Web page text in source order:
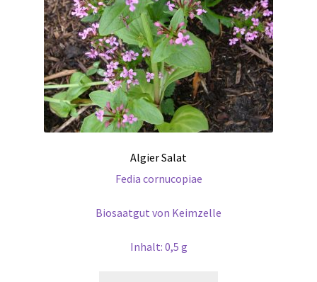
Algier Salat
Fedia cornucopiae
Biosaatgut von Keimzelle
Inhalt: 0,5 g